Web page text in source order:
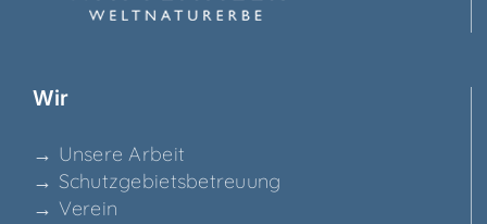
Wir
→ Unse­re Arbeit
→ Schutz­ge­biets­be­treu­ung
→ Ver­ein